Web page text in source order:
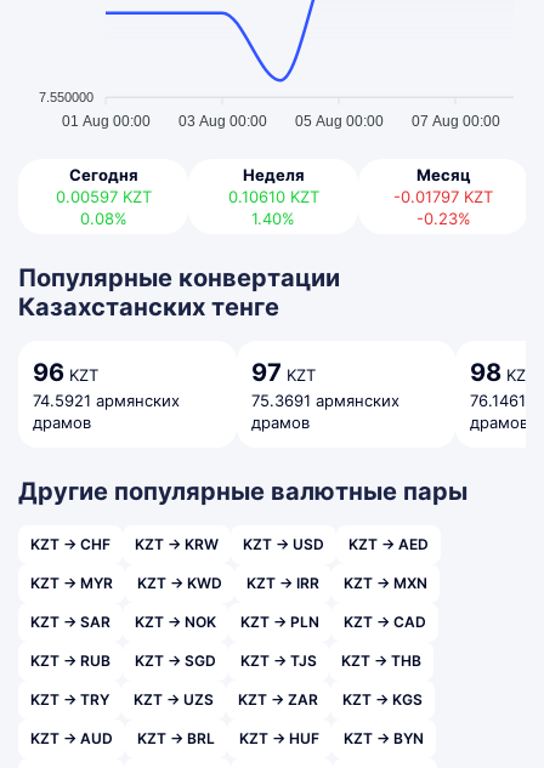
7.550000
01 Aug 00:00 03 Aug 00:00 05 Aug 00:00 07 Aug 00:00
Сегодня
0.00597 KZT
0.08%
Неделя
0.10610 KZT
1.40%
Месяц
-0.01797 KZT
-0.23%
Популярные конвертации
Казахстанских тенге
96 KZT
74.5921 армянских
драмов
97 KZT
75.3691 армянских
драмов
98 KZT
76.1461
драмов
Другие популярные валютные пары
KZT → CHF KZT → KRW KZT → USD KZT → AED
KZT → MYR KZT → KWD KZT → IRR KZT → MXN
KZT → SAR KZT → NOK KZT → PLN KZT → CAD
KZT → RUB KZT → SGD KZT → TJS KZT → THB
KZT → TRY KZT → UZS KZT → ZAR KZT → KGS
KZT → AUD KZT → BRL KZT → HUF KZT → BYN